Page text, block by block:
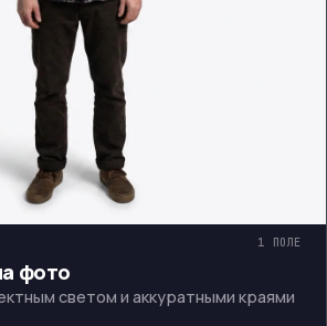
1 ПОЛЕ
фото
светом и аккуратными краями